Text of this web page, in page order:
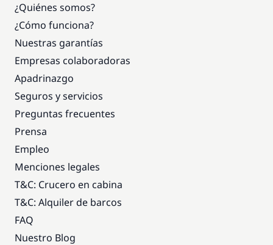
¿Quiénes somos?
¿Cómo funciona?
Nuestras garantías
Empresas colaboradoras
Apadrinazgo
Seguros y servicios
Preguntas frecuentes
Prensa
Empleo
Menciones legales
T&C: Crucero en cabina
T&C: Alquiler de barcos
FAQ
Nuestro Blog